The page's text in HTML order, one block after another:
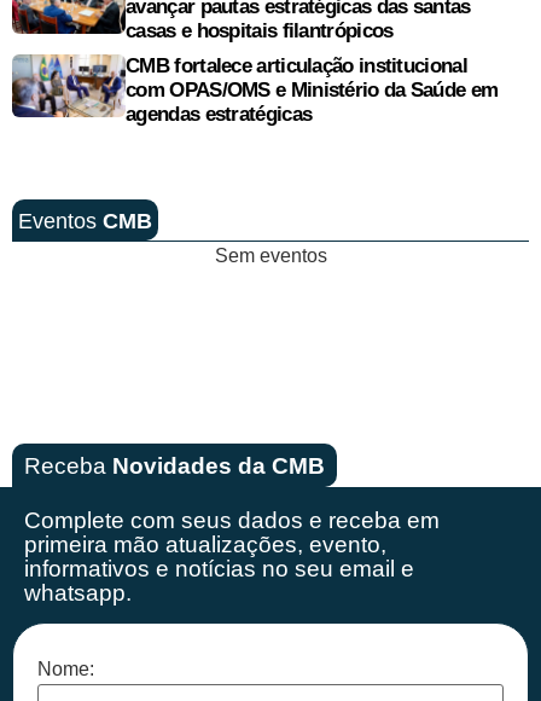
avançar pautas estratégicas das santas
casas e hospitais filantrópicos
CMB fortalece articulação institucional
com OPAS/OMS e Ministério da Saúde em
agendas estratégicas
Eventos CMB
Sem eventos
Receba Novidades da CMB
Complete com seus dados e receba em
primeira mão atualizações, evento,
informativos e notícias no seu email e
whatsapp.
Nome: